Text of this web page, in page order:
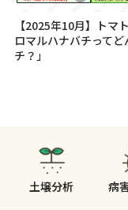
【2025年10月】トマ
ロマルハナバチってど
チ？」
土壌分析 病